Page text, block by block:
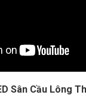
Sân Cầu Lông